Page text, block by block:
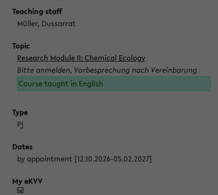
Müller, Dussarrat
Research Module II: Chemical Ecology
Bitte anmelden, Vorbesprechung nach Vereinbarung
Course taught in English
Pj
by appointment [12.10.2026-05.02.2027]